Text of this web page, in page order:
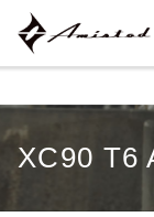
XC90 T6